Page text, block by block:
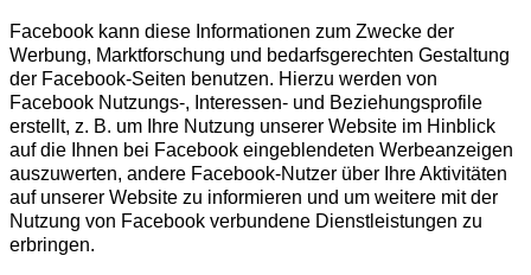
Facebook kann diese Informationen zum Zwecke der
Werbung, Marktforschung und bedarfsgerechten Gestaltung
der Facebook-Seiten benutzen. Hierzu werden von
Facebook Nutzungs-, Interessen- und Beziehungsprofile
erstellt, z. B. um Ihre Nutzung unserer Website im Hinblick
auf die Ihnen bei Facebook eingeblendeten Werbeanzeigen
auszuwerten, andere Facebook-Nutzer über Ihre Aktivitäten
auf unserer Website zu informieren und um weitere mit der
Nutzung von Facebook verbundene Dienstleistungen zu
erbringen.